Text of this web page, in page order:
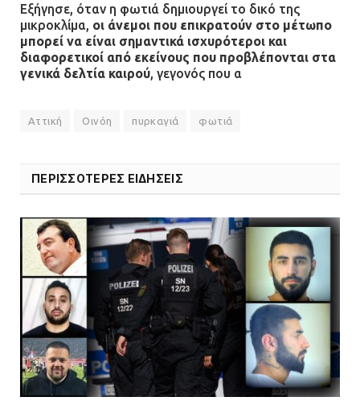
Εξήγησε, όταν η φωτιά δημιουργεί το δικό της
μικροκλίμα, οι άνεμοι που επικρατούν στο μέτωπο
μπορεί να είναι σημαντικά ισχυρότεροι και
διαφορετικοί από εκείνους που προβλέπονται στα
γενικά δελτία καιρού , γεγονός που α
Αττική Οινόη πυρκαγιά φωτιά
ΠΕΡΙΣΣΟΤΕΡΕΣ ΕΙΔΗΣΕΙΣ